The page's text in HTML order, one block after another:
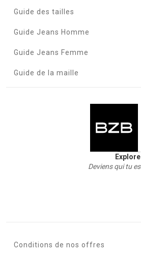
Guide des tailles
Guide Jeans Homme
Guide Jeans Femme
Guide de la maille
Explore
Deviens qui tu es
Conditions de nos offres